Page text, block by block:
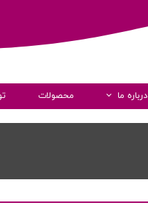
درباره ما
پیام مدیرعامل
محصولات